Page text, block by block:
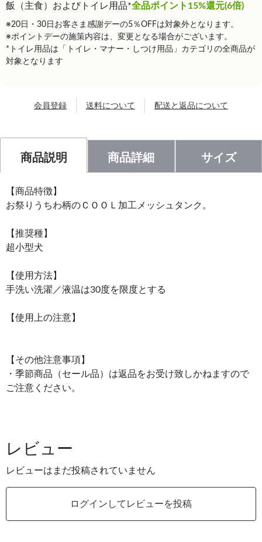
飯（主食）およびトイレ用品*全品ポイント15%還元(6倍)
※20日・30日お客さま感謝デーの5％OFFは対象外となります。
※ポイントデーの施策内容は、変更となる場合がございます。
*トイレ用品は「トイレ・マナー・しつけ用品」カテゴリの全商品が
対象となります
会員登録 送料について 配送と返品について
商品説明 商品詳細 サイズ
【商品特徴】
お祭りうちわ柄のＣＯＯＬ加工メッシュタンク。
【推奨種】
超小型犬
【使用方法】
手洗い洗濯／液温は30度を限度とする
【使用上の注意】
【その他注意事項】
・季節商品（セール品）は返品をお受け致しかねますので
ご注意ください。
レビュー
レビューはまだ投稿されていません
ログインしてレビューを投稿